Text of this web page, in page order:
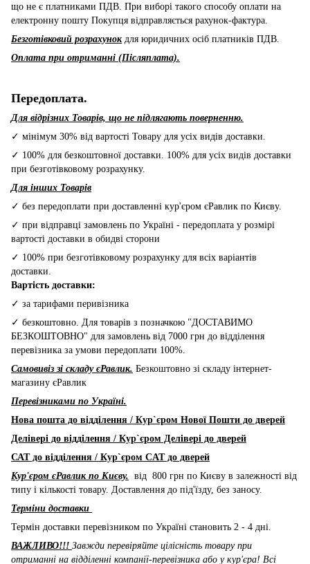
що не є платниками ПДВ. При виборі такого способу оплати на
електронну пошту Покупця відправляється рахунок-фактура.
Безготівковий розрахунокдля юридичних осіб платників ПДВ.
Оплата при отриманні (Післяплата).
Передоплата.
Для відрізних Товарів, що не підлягають поверненню.
✓ мінімум 30% від вартості Товару для усіх видів доставки.
✓ 100% для безкоштовної доставки. 100% для усіх видів доставки
при безготівковому розрахунку.
Для інших Товарів
✓ без передоплати при доставленні кур'єром єРавлик по Києву.
✓ при відправці замовлень по Україні - передоплата у розмірі
вартості доставки в обидві сторони
✓ 100% при безготівковому розрахунку для всіх варіантів
доставки.
Вартість доставки:
✓ за тарифами перивізника
✓ безкоштовно. Для товарів з позначкою "ДОСТАВИМО
БЕЗКОШТОВНО" для замовлень від 7000 грн до відділення
перевізника за умови передоплати 100%.
Самовивіз зі складу єРавлик. Безкоштовно зі складу інтернет-
магазину єРавлик
Перевізниками по Україні.
Нова пошта до відділення / Кур`єром Нової Пошти до дверей
Делівері до відділення / Кур`єром Делівері до дверей
САТ до відділення / Кур`єром CAT до дверей
Кур'єром єРавлик по Києву. від 800 грн по Києву в залежності від
типу і кількості товару. Доставлення до під'їзду, без заносу.
Терміни доставки
Термін доставки перевізником по Україні становить 2 - 4 дні.
ВАЖЛИВО!!! Завжди перевіряйте цілісність товару при
отриманні на відділенні компанії-перевізника або у кур'єра! Всі